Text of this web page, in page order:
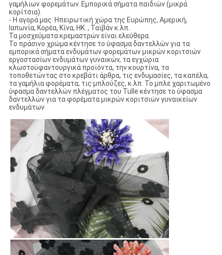
γαμήλιων φορεμάτων. Εμπορικά σήματα παιδιών (μικρά
κορίτσια).
- Η αγορά μας: Ηπειρωτική χώρα της Ευρώπης, Αμερική,
Ιαπωνία, Κορέα, Κίνα, HK. , Ταϊβάν κ.λπ.
Τα μοσχεύματα κρεμαστρών είναι ελεύθερα.
Το πράσινο χρώμα κέντησε το ύφασμα δαντελλών για τα
εμπορικά σήματα ενδυμάτων φορεμάτων μικρών κοριτσιών
εργοστασίων ενδυμάτων γυναικών, τα εγχώρια
κλωστοϋφαντουργικά προϊόντα, την κουρτίνα, τα
τοποθετώντας στο κρεβάτι άρθρα, τις ενδυμασίες, τα καπέλα,
τα γαμήλια φορέματα, τις μπλούζες, κ.λπ. Το μπλε χαριτωμένο
ύφασμα δαντελλών πλέγματος του Tulle κέντησε το ύφασμα
δαντελλών για τα φορέματα μικρών κοριτσιών γυναικείων
ενδυμάτων